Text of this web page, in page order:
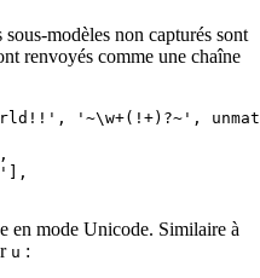
sous-modèles non capturés sont
renvoyés comme une chaîne
'~\w+(!+)?~',
en mode Unicode. Similaire à
u :